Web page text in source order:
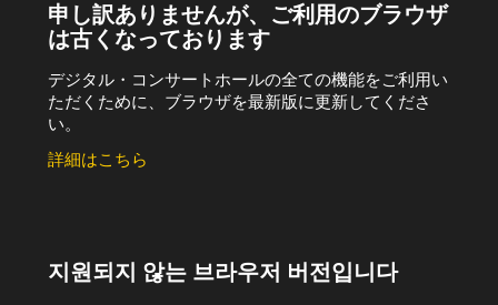
申し訳ありませんが、ご利用のブラウザ
は古くなっております
デジタル・コンサートホールの全ての機能をご利用い
ただくために、ブラウザを最新版に更新してくださ
い。
詳細はこちら
지원되지 않는 브라우저 버전입니다